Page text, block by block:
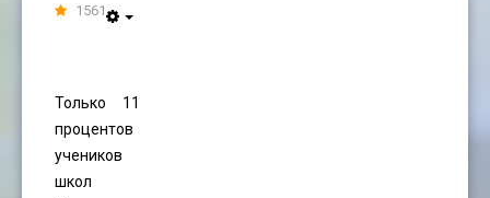
1561
Только 11
процентов
учеников
школ